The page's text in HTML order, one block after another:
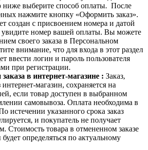
ниже выберите способ оплаты. После
нажмите кнопку «Оформить заказ».
создан с присвоением номера и датой
увидите номер вашей оплаты. Вы можете
своего заказа в Персональном
внимание, что для входа в этот раздел
ввести логин и пароль пользователя
при регистрации.
в интернет-магазине : Заказ,
магазин, сохраняется на
если товар доступен в выбранном
самовывоза. Оплата необходима в
истечении указанного срока заказ
и покупатель не получает
Стоимость товара в отмененном заказе
определяться по актуальному